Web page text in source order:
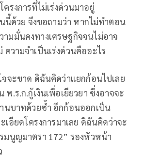
ครงการที่ไม่เร่งด่วนมาอยู่
นี้ด้วย จึงขอถามว่า หากไม่ทำตอน
มมั่นคงทางเศรษฐกิจจนไม่อาจ
ความจำเป็นเร่งด่วนคืออะไร
จจะขาด ดิฉันคิดว่าแยกก้อนไปเลย
.ร.ก.กู้เงินเพื่อเยียวยา ซึ่งอาจจะ
นบาทด้วยซ้ำ อีกก้อนออกเป็น
เอียดโครงการมาเลย ดิฉันคิดว่าจะ
มนูญมาตรา 172” รองหัวหน้า